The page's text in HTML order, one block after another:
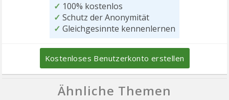
✓ 100% kostenlos
✓ Schutz der Anonymität
✓ Gleichgesinnte kennenlernen
Kostenloses Benutzerkonto erstellen
Ähnliche Themen